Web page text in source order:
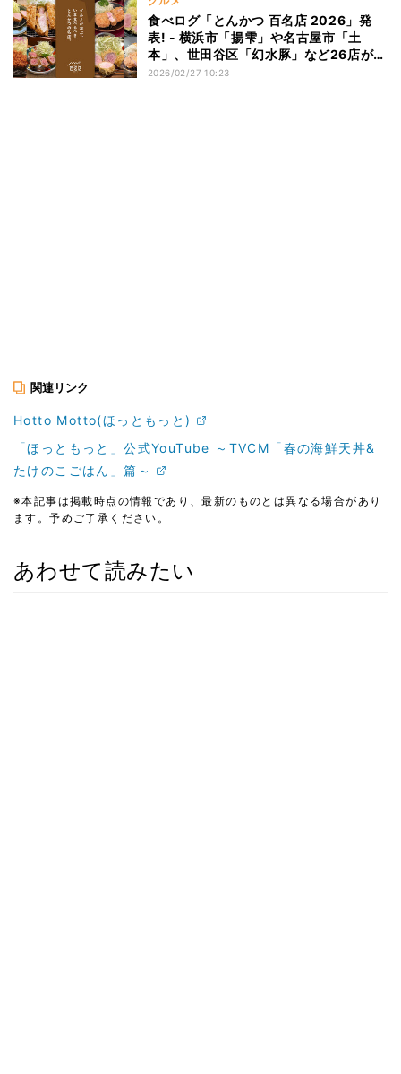
食べログ「とんかつ 百名店 2026」発
表! - 横浜市「揚雫」や名古屋市「土
本」、世田谷区「幻水豚」など26店が初
選出
2026/02/27 10:23
関連リンク
Hotto Motto(ほっともっと)
「ほっともっと」公式YouTube ～TVCM「春の海鮮天丼&
たけのこごはん」篇～
※本記事は掲載時点の情報であり、最新のものとは異なる場合があり
ます。予めご了承ください。
あわせて読みたい